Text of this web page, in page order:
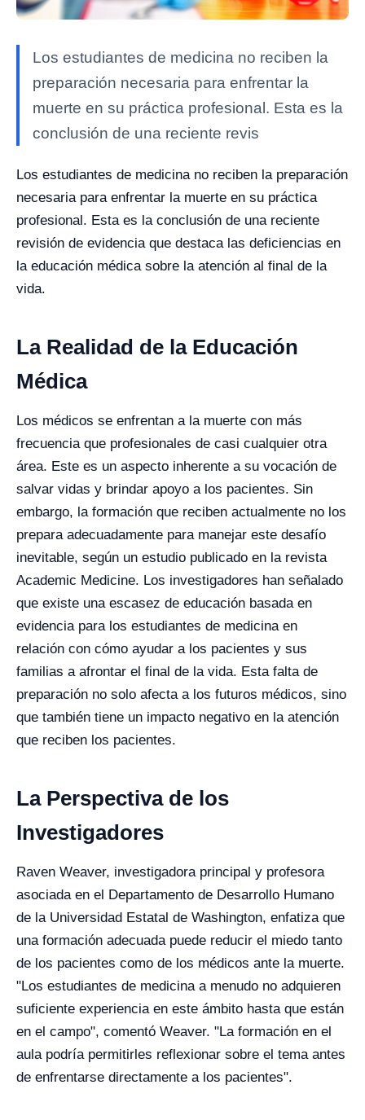
Los estudiantes de medicina no reciben la
preparación necesaria para enfrentar la
muerte en su práctica profesional. Esta es la
conclusión de una reciente revis
Los estudiantes de medicina no reciben la preparación
necesaria para enfrentar la muerte en su práctica
profesional. Esta es la conclusión de una reciente
revisión de evidencia que destaca las deficiencias en
la educación médica sobre la atención al final de la
vida.
La Realidad de la Educación
Médica
Los médicos se enfrentan a la muerte con más
frecuencia que profesionales de casi cualquier otra
área. Este es un aspecto inherente a su vocación de
salvar vidas y brindar apoyo a los pacientes. Sin
embargo, la formación que reciben actualmente no los
prepara adecuadamente para manejar este desafío
inevitable, según un estudio publicado en la revista
Academic Medicine. Los investigadores han señalado
que existe una escasez de educación basada en
evidencia para los estudiantes de medicina en
relación con cómo ayudar a los pacientes y sus
familias a afrontar el final de la vida. Esta falta de
preparación no solo afecta a los futuros médicos, sino
que también tiene un impacto negativo en la atención
que reciben los pacientes.
La Perspectiva de los
Investigadores
Raven Weaver, investigadora principal y profesora
asociada en el Departamento de Desarrollo Humano
de la Universidad Estatal de Washington, enfatiza que
una formación adecuada puede reducir el miedo tanto
de los pacientes como de los médicos ante la muerte.
"Los estudiantes de medicina a menudo no adquieren
suficiente experiencia en este ámbito hasta que están
en el campo", comentó Weaver. "La formación en el
aula podría permitirles reflexionar sobre el tema antes
de enfrentarse directamente a los pacientes".